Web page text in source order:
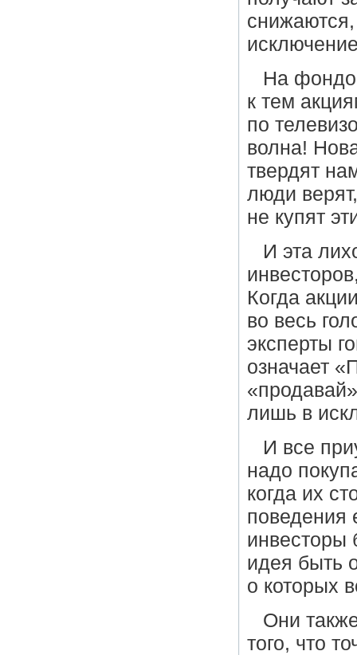
На
к тем
по
волна!
твердят
люди
не купят
И эта
Когда
во весь
эксперты
означает
лишь в
И все
надо
когда их
поведения
инвесторы
идея быть
о которых
Они
того, что